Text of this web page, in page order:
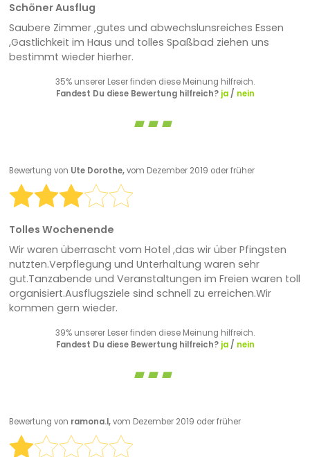
Schöner Ausflug
Saubere Zimmer ,gutes und abwechslunsreiches Essen
,Gastlichkeit im Haus und tolles Spaßbad ziehen uns
bestimmt wieder hierher.
35% unserer Leser finden diese Meinung hilfreich.
Fandest Du diese Bewertung hilfreich? ja/ nein
Bewertung von Ute Dorothe,vom Dezember 2019 oder früher
Tolles Wochenende
Wir waren überrascht vom Hotel ,das wir über Pfingsten
nutzten.Verpflegung und Unterhaltung waren sehr
gut.Tanzabende und Veranstaltungen im Freien waren toll
organisiert.Ausflugsziele sind schnell zu erreichen.Wir
kommen gern wieder.
39% unserer Leser finden diese Meinung hilfreich.
Fandest Du diese Bewertung hilfreich? ja/ nein
Bewertung von ramona.l,vom Dezember 2019 oder früher